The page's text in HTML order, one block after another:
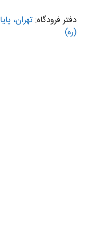
دفتر فرودگاه: تهران،
(ره)